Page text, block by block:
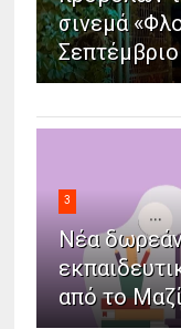
σινεμά
Σεπτέμβριο
3
Νέα
από το